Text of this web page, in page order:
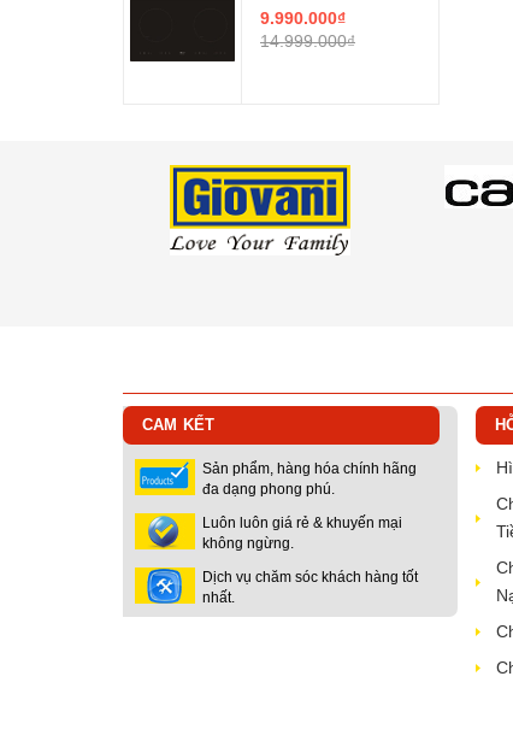
9.990.000₫
14.999.000₫
CAM KẾT
Sản phẩm, hàng hóa chính hãng
đa dạng phong phú.
Luôn luôn giá rẻ & khuyến mại
không ngừng.
Dịch vụ chăm sóc khách hàng tốt
nhất.